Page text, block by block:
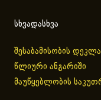
სხვადასხვა
შესაბამისობის
წლიური ანგარიში
მაუწყებლობის